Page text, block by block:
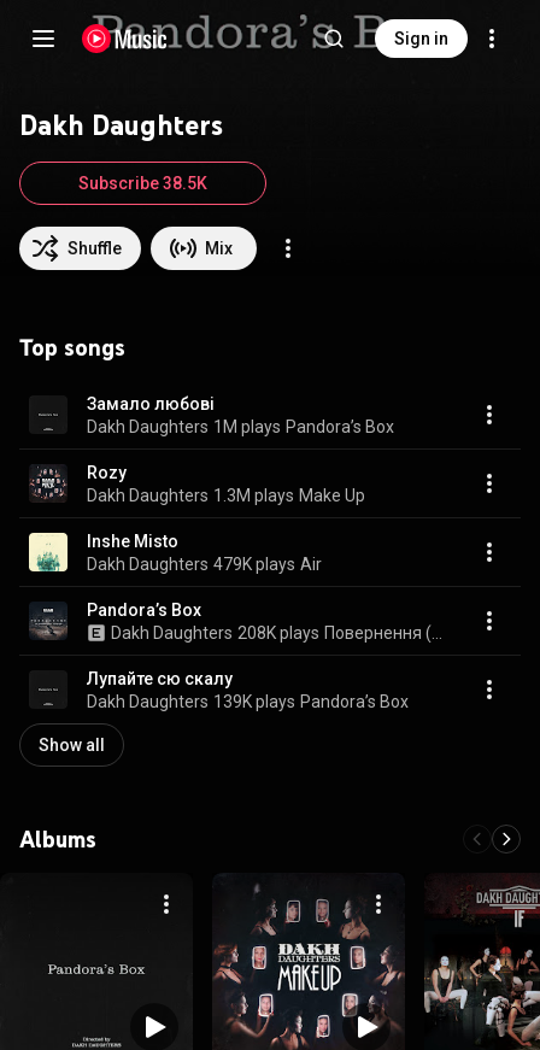
Sign in
Dakh Daughters
Shuffle Mix
Subscribe 38.5K
Top songs
Замало любові
Dakh Daughters 1M plays Pandora’s Box
Rozy
Dakh Daughters 1.3M plays Make Up
Inshe Misto
Dakh Daughters 479K plays Air
Pandora’s Box
Dakh Daughters 208K plays
Лупайте сю скалу
Dakh Daughters 139K plays Pandora’s Box
Show all
Albums